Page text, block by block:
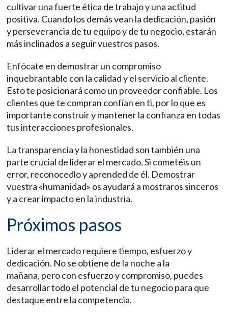
cultivar una fuerte ética de trabajo y una actitud
positiva. Cuando los demás vean la dedicación, pasión
y perseverancia de tu equipo y de tu negocio, estarán
más inclinados a seguir vuestros pasos.
Enfócate en demostrar un compromiso
inquebrantable con la calidad y el servicio al cliente.
Esto te posicionará como un proveedor confiable. Los
clientes que te compran confían en ti, por lo que es
importante construir y mantener la confianza en todas
tus interacciones profesionales.
La transparencia y la honestidad son también una
parte crucial de liderar el mercado. Si cometéis un
error, reconocedlo y aprended de él. Demostrar
vuestra «humanidad» os ayudará a mostraros sinceros
y a crear impacto en la industria.
Próximos pasos
Liderar el mercado requiere tiempo, esfuerzo y
dedicación. No se obtiene de la noche a la
mañana, pero con esfuerzo y compromiso, puedes
desarrollar todo el potencial de tu negocio para que
destaque entre la competencia.